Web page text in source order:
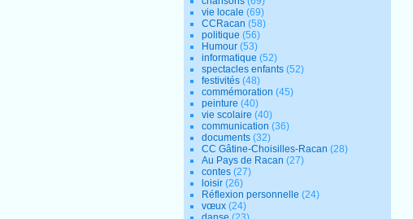
vie locale (69)
CCRacan (58)
politique (56)
Humour (53)
informatique (52)
spectacles enfants (52)
festivités (48)
commémoration (45)
peinture (40)
vie scolaire (40)
communication (36)
documents (32)
CC Gâtine-Choisilles-Racan (28)
Au Pays de Racan (27)
contes (27)
loisir (26)
Réflexion personnelle (24)
vœux (24)